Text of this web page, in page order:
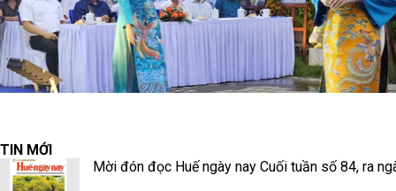
TIN MỚI
Mời đón đọc Huế ngày nay Cuối tuần số 84, ra